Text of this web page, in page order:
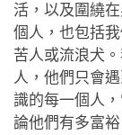
活，以及圍繞
個人，也包括
苦人或流浪犬
人，他們只會
識的每一個人
論他們有多富